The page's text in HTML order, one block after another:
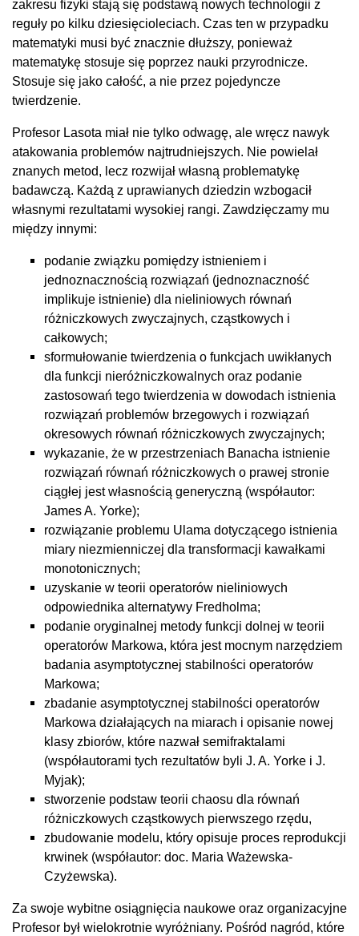
zakresu fizyki stają się podstawą nowych technologii z
reguły po kilku dziesięcioleciach. Czas ten w przypadku
matematyki musi być znacznie dłuższy, ponieważ
matematykę stosuje się poprzez nauki przyrodnicze.
Stosuje się jako całość, a nie przez pojedyncze
twierdzenie.
Profesor Lasota miał nie tylko odwagę, ale wręcz nawyk
atakowania problemów najtrudniejszych. Nie powielał
znanych metod, lecz rozwijał własną problematykę
badawczą. Każdą z uprawianych dziedzin wzbogacił
własnymi rezultatami wysokiej rangi. Zawdzięczamy mu
między innymi:
podanie związku pomiędzy istnieniem i
jednoznacznością rozwiązań (jednoznaczność
implikuje istnienie) dla nieliniowych równań
różniczkowych zwyczajnych, cząstkowych i
całkowych;
sformułowanie twierdzenia o funkcjach uwikłanych
dla funkcji nieróżniczkowalnych oraz podanie
zastosowań tego twierdzenia w dowodach istnienia
rozwiązań problemów brzegowych i rozwiązań
okresowych równań różniczkowych zwyczajnych;
wykazanie, że w przestrzeniach Banacha istnienie
rozwiązań równań różniczkowych o prawej stronie
ciągłej jest własnością generyczną (współautor:
James A. Yorke);
rozwiązanie problemu Ulama dotyczącego istnienia
miary niezmienniczej dla transformacji kawałkami
monotonicznych;
uzyskanie w teorii operatorów nieliniowych
odpowiednika alternatywy Fredholma;
podanie oryginalnej metody funkcji dolnej w teorii
operatorów Markowa, która jest mocnym narzędziem
badania asymptotycznej stabilności operatorów
Markowa;
zbadanie asymptotycznej stabilności operatorów
Markowa działających na miarach i opisanie nowej
klasy zbiorów, które nazwał semifraktalami
(współautorami tych rezultatów byli J. A. Yorke i J.
Myjak);
stworzenie podstaw teorii chaosu dla równań
różniczkowych cząstkowych pierwszego rzędu,
zbudowanie modelu, który opisuje proces reprodukcji
krwinek (współautor: doc. Maria Ważewska-
Czyżewska).
Za swoje wybitne osiągnięcia naukowe oraz organizacyjne
Profesor był wielokrotnie wyróżniany. Pośród nagród, które